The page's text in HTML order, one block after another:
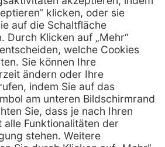
Hilfe
FAQs
Kontakt
Lob & Kritik
Rechtliches
Impressum